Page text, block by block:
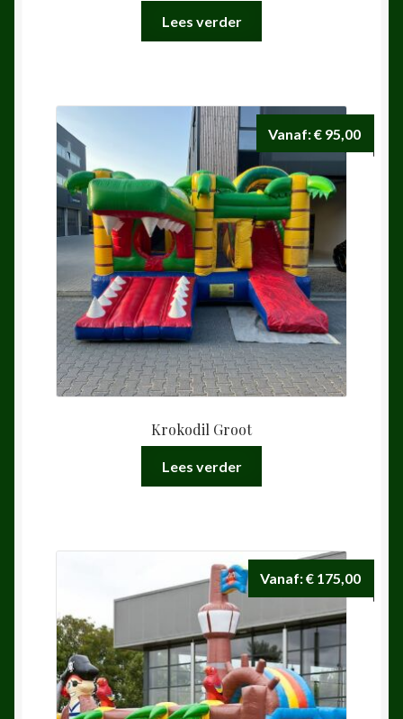
Lees verder
Krokodil Groot
Vanaf:€ 95,00
Lees verder
Vanaf:€ 175,00